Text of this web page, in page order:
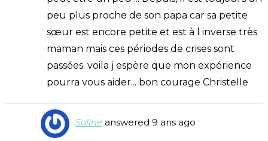
peu plus proche de son papa car sa petite
sœur est encore petite et est à l inverse très
maman mais ces périodes de crises sont
passées. voila j espère que mon expérience
pourra vous aider... bon courage Christelle
Soline answered 9 ans ago